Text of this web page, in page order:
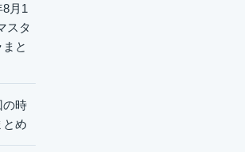
8月1
スタ
と
の時
とめ